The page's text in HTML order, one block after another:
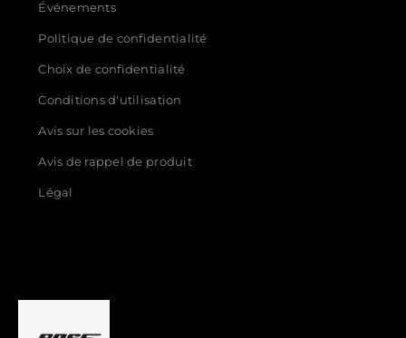
Événements
Politique de confidentialité
Choix de confidentialité
Conditions d'utilisation
Avis sur les cookies
Avis de rappel de produit
Légal